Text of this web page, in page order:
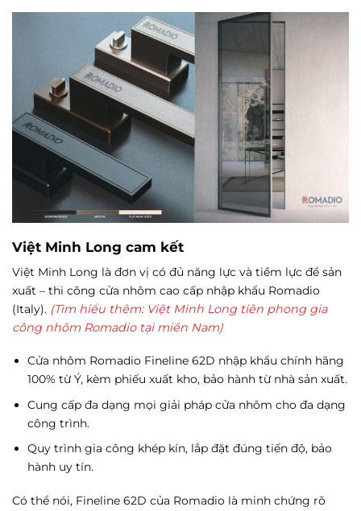
Việt Minh Long cam kết
Việt Minh Long là đơn vị có đủ năng lực và tiềm lực để sản
xuất – thi công cửa nhôm cao cấp nhập khẩu Romadio
(Italy). (Tìm hiểu thêm: Việt Minh Long tiên phong gia
công nhôm Romadio tại miền Nam)
Cửa nhôm Romadio Fineline 62D nhập khẩu chính hãng
100% từ Ý, kèm phiếu xuất kho, bảo hành từ nhà sản xuất.
Cung cấp đa dạng mọi giải pháp cửa nhôm cho đa dạng
công trình.
Quy trình gia công khép kín, lắp đặt đúng tiến độ, bảo
hành uy tín.
Có thể nói, Fineline 62D của Romadio là minh chứng rõ